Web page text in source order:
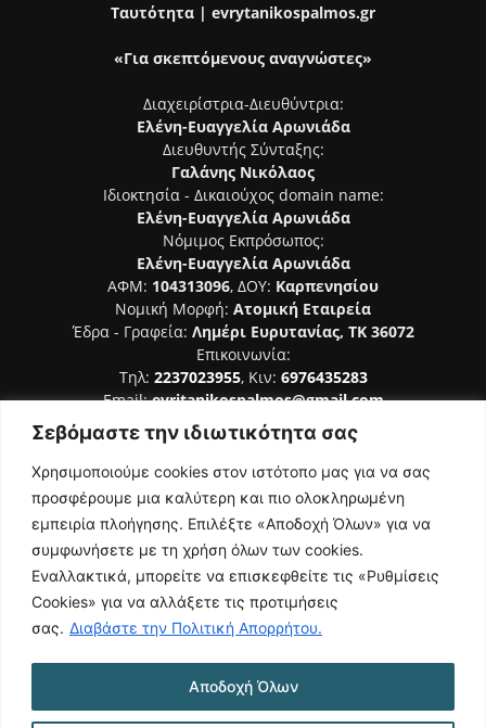
Σεβόμαστε την ιδιωτικότητα σας
Χρησιμοποιούμε cookies στον ιστότοπο μας για να σας
προσφέρουμε μια καλύτερη και πιο ολοκληρωμένη
εμπειρία πλοήγησης. Επιλέξτε «Αποδοχή Όλων» για να
συμφωνήσετε με τη χρήση όλων των cookies.
Εναλλακτικά, μπορείτε να επισκεφθείτε τις «Ρυθμίσεις
Cookies» για να αλλάξετε τις προτιμήσεις
σας. Διαβάστε την Πολιτική Απορρήτου.
Αποδοχή Όλων
Ταυτότητα | evrytanikospalmos.gr
«Για σκεπτόμενους αναγνώστες»
Διαχειρίστρια-Διευθύντρια:
Ελένη-Ευαγγελία Αρωνιάδα
Διευθυντής Σύνταξης:
Γαλάνης Νικόλαος
Ιδιοκτησία - Δικαιούχος domain name:
Ελένη-Ευαγγελία Αρωνιάδα
Νόμιμος Εκπρόσωπος:
Ελένη-Ευαγγελία Αρωνιάδα
ΑΦΜ: 104313096, ΔΟΥ: Καρπενησίου
Νομική Μορφή: Ατομική Εταιρεία
Έδρα - Γραφεία: Λημέρι Ευρυτανίας, ΤΚ 36072
Επικοινωνία:
Τηλ: 2237023955, Κιν: 6976435283
Email:evritanikospalmos@gmail.com
Αριθμός Πιστοποίησης Μ.Η.Τ. 242044
ΑΚΟΛΟΥΘΗΣΕ ΜΑΣ
Όροι Χρήσης
Κατασκευή Ιστοσελίδας | Κοκοτίνης Δημήτριος